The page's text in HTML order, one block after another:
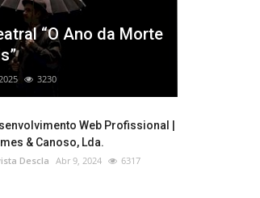
“O Ano da Morte
3230
Web Profissional |
& Canoso, Lda.
Descla Abr 9, 2024 6317